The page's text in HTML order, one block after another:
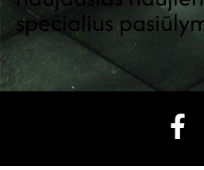
specialius